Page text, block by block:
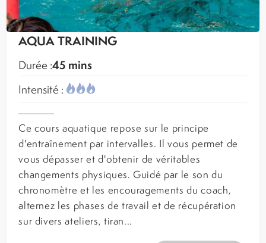
AQUA TRAINING
Durée :45 mins
Intensité :
Ce cours aquatique repose sur le principe
d'entraînement par intervalles. Il vous permet de
vous dépasser et d'obtenir de véritables
changements physiques. Guidé par le son du
chronomètre et les encouragements du coach,
alternez les phases de travail et de récupération
sur divers ateliers, tiran...